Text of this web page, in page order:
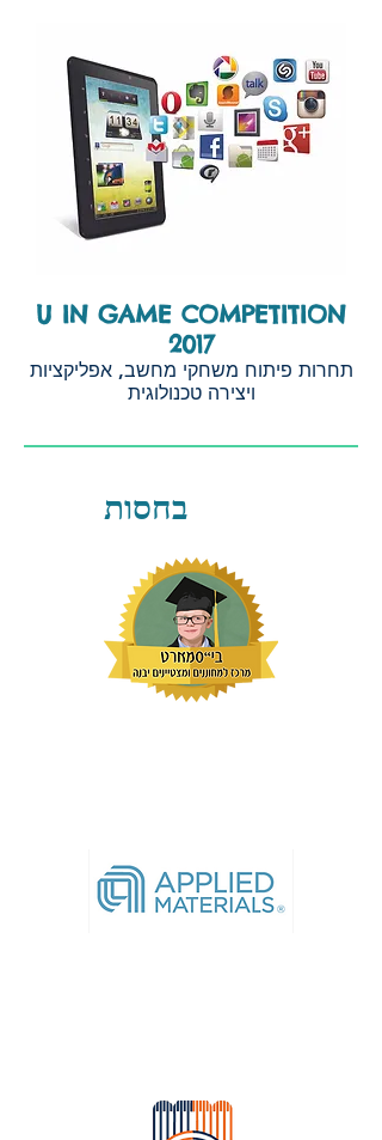
U IN GAME COMPETITION
2017
תחרות פיתוח משחקי מחשב, אפליקציות
ויצירה טכנולוגית
בחסות